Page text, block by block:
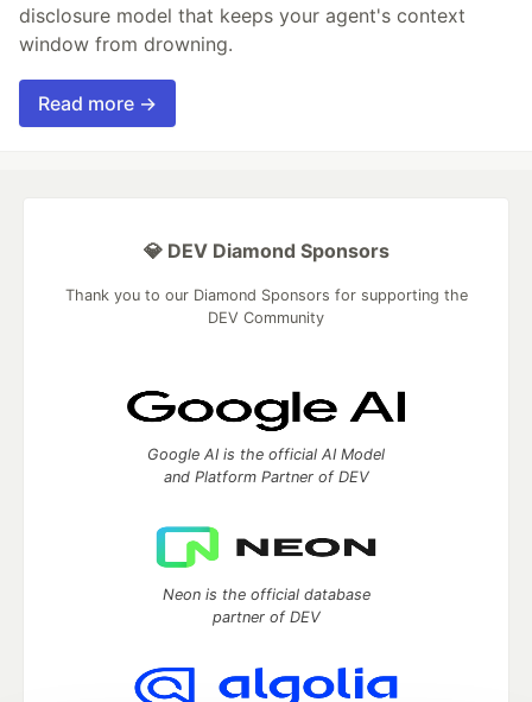
disclosure model that keeps your agent's context
window from drowning.
Read more →
💎 DEV Diamond Sponsors
Thank you to our Diamond Sponsors for supporting the
DEV Community
Google AI is the official AI Model
and Platform Partner of DEV
Neon is the official database
partner of DEV